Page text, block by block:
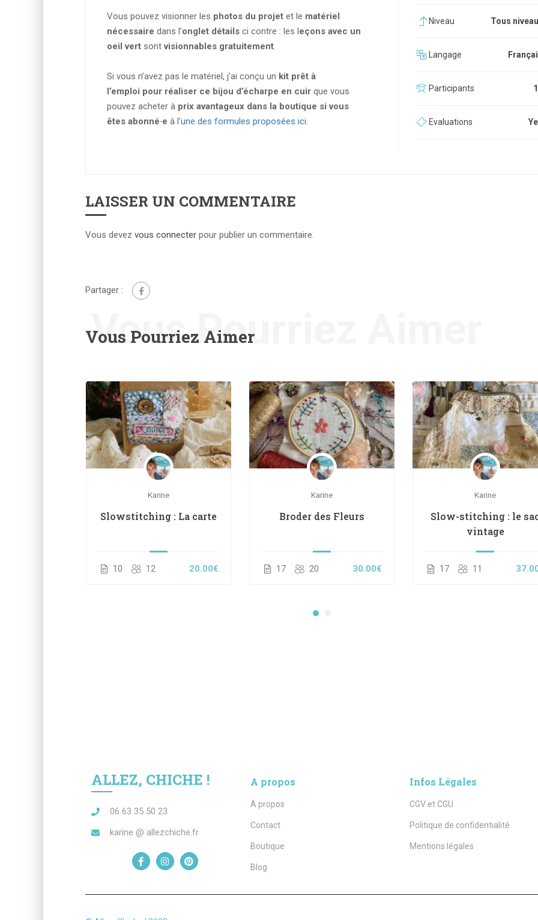
Vous pouvez visionner les photos du projet et le matériel
nécessaire dans l’onglet détails ci contre : les leçons avec un
oeil vert sontvisionnables gratuitement
Si vous n’avez pas le matériel, j’ai conçu un kit prêt à
l’emploi pour réaliser ce bijou d’écharpe en cuir que vous
pouvez acheter à prix avantageux dans la boutique si vous
êtes abonné·e à l’une des formules proposées ici
Niveau Tous
Langage
Participants
Evaluations
LAISSER UN COMMENTAIRE
Vous devez vous connecter pour publier un commentaire.
Partager :
Vous Pourriez Aimer
Vous Pourriez Aimer
Karine
Slowstitching : La carte
10 12 20.00€
Karine
Broder des Fleurs
17 20 30.00€
Karine
Slow-stitching : le
vintage
17 11
ALLEZ, CHICHE !
06 63 35 50 23
karine @ allezchiche.fr
A propos
A propos
Contact
Boutique
Blog
Infos Légales
CGV et CGU
Politique de confidentialité
Mentions légales